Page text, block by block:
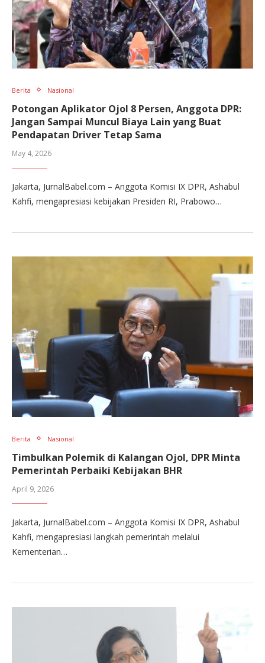
Berita Nasional
Potongan Aplikator Ojol 8 Persen, Anggota DPR:
Jangan Sampai Muncul Biaya Lain yang Buat
Pendapatan Driver Tetap Sama
May 4, 2026
Jakarta, JurnalBabel.com – Anggota Komisi IX DPR, Ashabul
Kahfi, mengapresiasi kebijakan Presiden RI, Prabowo…
Berita Nasional
Timbulkan Polemik di Kalangan Ojol, DPR Minta
Pemerintah Perbaiki Kebijakan BHR
April 9, 2026
Jakarta, JurnalBabel.com – Anggota Komisi IX DPR, Ashabul
Kahfi, mengapresiasi langkah pemerintah melalui
Kementerian…